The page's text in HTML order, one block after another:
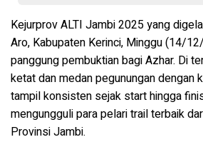
Kejurprov ALTI Jambi 2025 yang
Aro, Kabupaten Kerinci, Minggu (14/
panggung pembuktian bagi Azhar. Di
ketat dan medan pegunungan dengan
tampil konsisten sejak start hingga
mengungguli para pelari trail terbaik
Provinsi Jambi.